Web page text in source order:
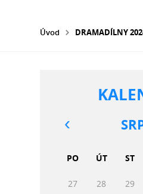
Úvod DRAMADÍLNY
PO ÚT ST
27 28 29